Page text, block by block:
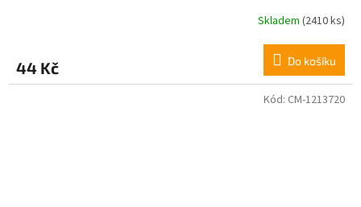
Skladem (2410 ks)
44 Kč Do košíku
Kód: CM-1213720